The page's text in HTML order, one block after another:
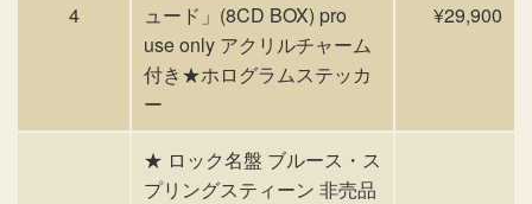
4
ュード」(8CD BOX) pro
use only アクリルチャーム
付き★ホログラムステッカ
ー
¥29,900
★ ロック名盤 ブルース・ス
プリングスティーン 非売品